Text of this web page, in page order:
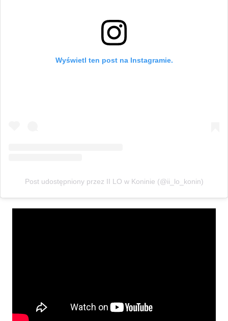
Wyświetl ten post na Instagramie.
Post udostępniony przez II LO w Koninie (@ii_lo_konin)